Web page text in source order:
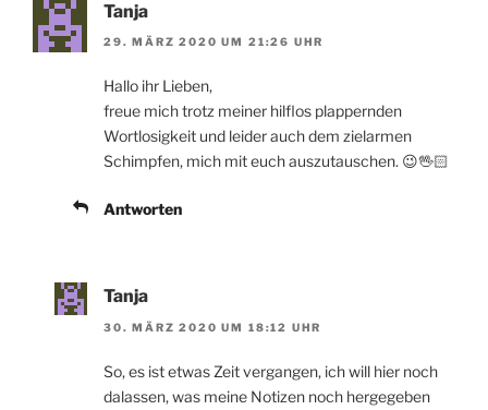
Tanja
29. MÄRZ 2020 UM 21:26 UHR
Hallo ihr Lieben,
freue mich trotz meiner hilflos plappernden
Wortlosigkeit und leider auch dem zielarmen
Schimpfen, mich mit euch auszutauschen. 😉🖖🏻
Antworten
Tanja
30. MÄRZ 2020 UM 18:12 UHR
So, es ist etwas Zeit vergangen, ich will hier noch
dalassen, was meine Notizen noch hergegeben